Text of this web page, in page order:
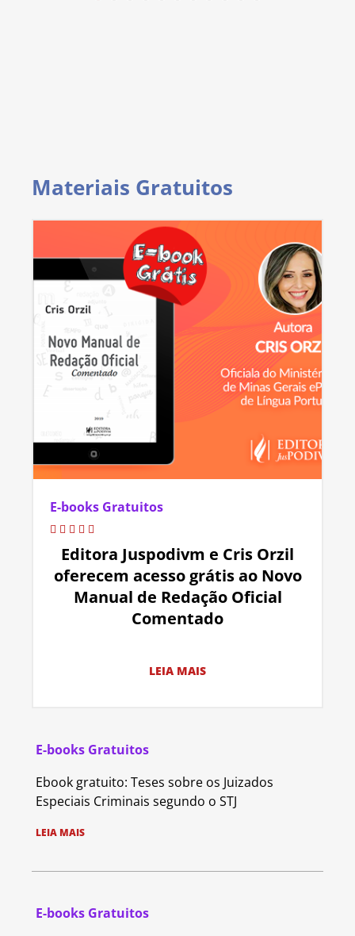
Materiais Gratuitos
E-books Gratuitos
Editora Juspodivm e Cris Orzil
oferecem acesso grátis ao Novo
Manual de Redação Oficial
Comentado
LEIA MAIS
E-books Gratuitos
Ebook gratuito: Teses sobre os Juizados
Especiais Criminais segundo o STJ
LEIA MAIS
E-books Gratuitos